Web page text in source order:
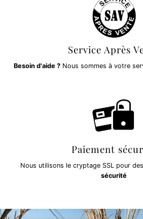
Service Après
Besoin d'aide ?Nous sommes à votre
Paiement
Nous utilisons le cryptage SSL pour des
sécurité